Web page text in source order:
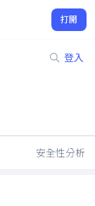
打開
登入
安全性分析